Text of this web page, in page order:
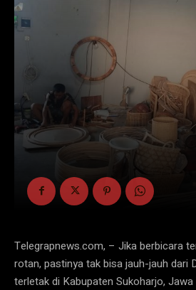
Telegrapnews.com, – Jika berbicara
rotan, pastinya tak bisa jauh-jauh dari
terletak di Kabupaten Sukoharjo, Jawa